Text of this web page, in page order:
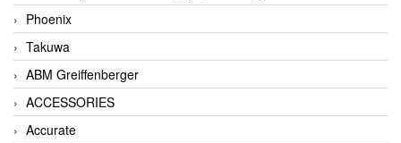
Phoenix
Takuwa
ABM Greiffenberger
ACCESSORIES
Accurate